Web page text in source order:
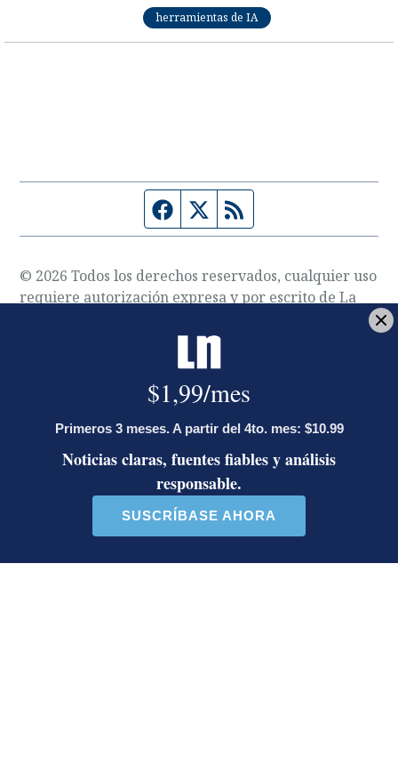
herramientas de IA
Página de Facebook
Fuente Twitter
© 2026 Todos los derechos reservados, cualquier uso
requiere autorización expresa y por escrito de La
Opens in new window
Opens in new window
Opens in new window
Revista PerfilOpens in new window
AplicacionesOpens in new window
Opens in new window
Opens in new window
Negocios